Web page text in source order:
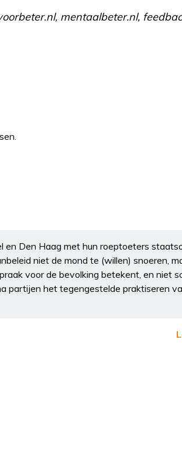
mentaalbeter.nl,
en Den Haag met hun roeptoeters
niet de mond te (willen) snoeren,
voor de bevolking betekent, en niet
partijen het tegengestelde praktiseren